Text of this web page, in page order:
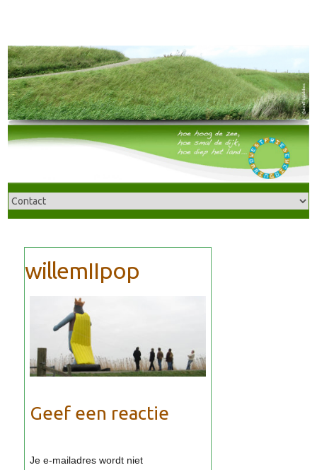
Geef een reactie
Je e-mailadres wordt niet